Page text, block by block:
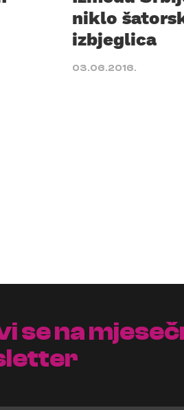
niklo
izbjeglica
03.06.2016.
se na